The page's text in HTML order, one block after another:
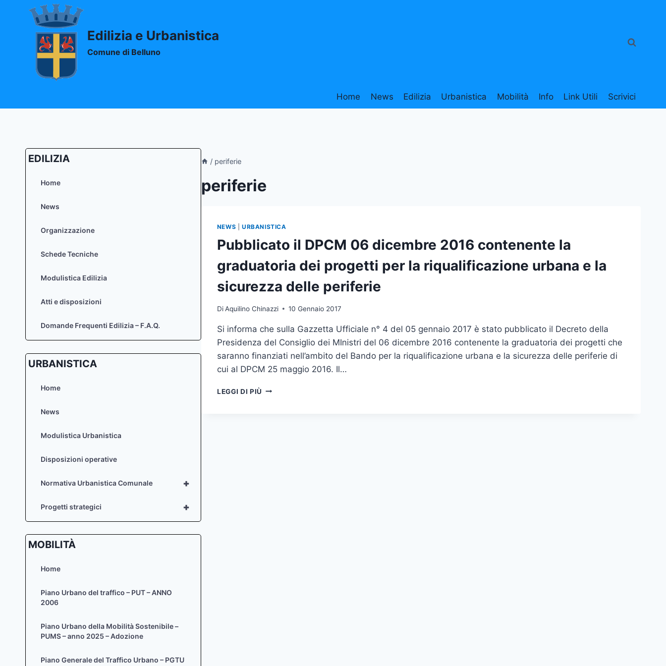
contenuto
Edilizia e Urbanistica
Comune di Belluno
Home News Edilizia Urbanistica Mobilità Info Link Utili Scrivici
/ periferie
periferie
NEWS |URBANISTICA
Pubblicato il DPCM 06 dicembre 2016 contenente la
graduatoria dei progetti per la riqualificazione urbana e la
sicurezza delle periferie
DiAquilino Chinazzi 10 Gennaio 2017
Si informa che sulla Gazzetta Ufficiale n° 4 del 05 gennaio 2017 è stato pubblicato il Decreto della
Presidenza del Consiglio dei MInistri del 06 dicembre 2016 contenente la graduatoria dei progetti che
saranno finanziati nell’ambito del Bando per la riqualificazione urbana e la sicurezza delle periferie di
cui al DPCM 25 maggio 2016. Il…
LEGGI DI PIÙ PUBBLICATO
EDILIZIA
Home
News
Organizzazione
Schede Tecniche
Modulistica Edilizia
Atti e disposizioni
Domande Frequenti Edilizia – F.A.Q.
URBANISTICA
Home
News
Modulistica Urbanistica
Disposizioni operative
+
Normativa Urbanistica Comunale
+
Progetti strategici
MOBILITÀ
Home
Piano Urbano del traffico – PUT – ANNO
2006
Piano Urbano della Mobilità Sostenibile –
PUMS – anno 2025 – Adozione
Piano Generale del Traffico Urbano – PGTU